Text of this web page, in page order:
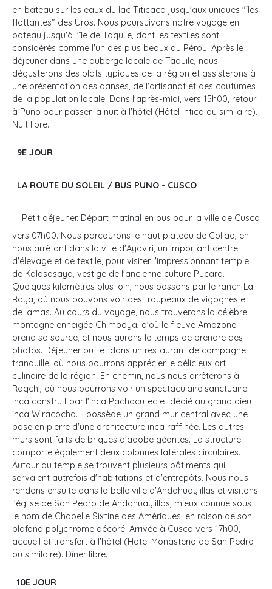
en bateau sur les eaux du lac Titicaca jusqu'aux uniques "îles
flottantes" des Uros. Nous poursuivons notre voyage en
bateau jusqu'à l'île de Taquile, dont les textiles sont
considérés comme l'un des plus beaux du Pérou. Après le
déjeuner dans une auberge locale de Taquile, nous
dégusterons des plats typiques de la région et assisterons à
une présentation des danses, de l'artisanat et des coutumes
de la population locale. Dans l'après-midi, vers 15h00, retour
à Puno pour passer la nuit à l'hôtel (Hôtel Intica ou similaire).
Nuit libre.
9E JOUR
LA ROUTE DU SOLEIL / BUS PUNO - CUSCO
Petit déjeuner. Départ matinal en bus pour la ville de Cusco
vers 07h00. Nous parcourons le haut plateau de Collao, en
nous arrêtant dans la ville d'Ayaviri, un important centre
d'élevage et de textile, pour visiter l'impressionnant temple
de Kalasasaya, vestige de l'ancienne culture Pucara.
Quelques kilomètres plus loin, nous passons par le ranch La
Raya, où nous pouvons voir des troupeaux de vigognes et
de lamas. Au cours du voyage, nous trouverons la célèbre
montagne enneigée Chimboya, d'où le fleuve Amazone
prend sa source, et nous aurons le temps de prendre des
photos. Déjeuner buffet dans un restaurant de campagne
tranquille, où nous pourrons apprécier le délicieux art
culinaire de la région. En chemin, nous nous arrêterons à
Raqchi, où nous pourrons voir un spectaculaire sanctuaire
inca construit par l'Inca Pachacutec et dédié au grand dieu
inca Wiracocha. Il possède un grand mur central avec une
base en pierre d'une architecture inca raffinée. Les autres
murs sont faits de briques d'adobe géantes. La structure
comporte également deux colonnes latérales circulaires.
Autour du temple se trouvent plusieurs bâtiments qui
servaient autrefois d'habitations et d'entrepôts. Nous nous
rendons ensuite dans la belle ville d'Andahuaylillas et visitons
l'église de San Pedro de Andahuaylillas, mieux connue sous
le nom de Chapelle Sixtine des Amériques, en raison de son
plafond polychrome décoré. Arrivée à Cusco vers 17h00,
accueil et transfert à l'hôtel (Hotel Monasterio de San Pedro
ou similaire). Dîner libre.
10E JOUR